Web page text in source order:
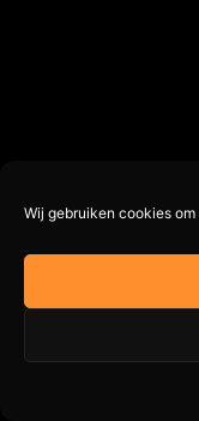
Wij gebruiken cookies